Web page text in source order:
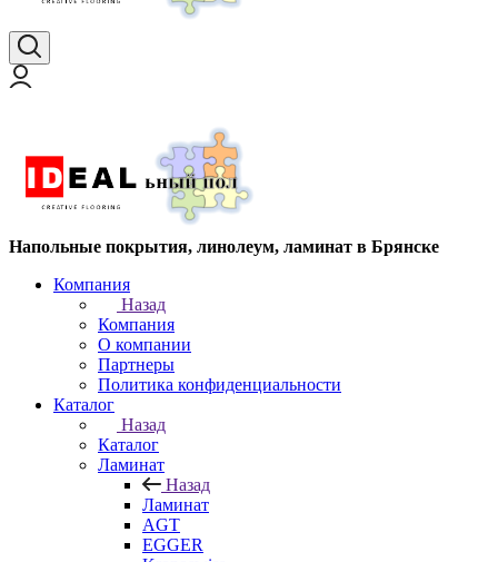
Напольные покрытия, линолеум, ламинат в Брянске
Компания
Назад
Компания
О компании
Партнеры
Политика конфиденциальности
Каталог
Назад
Каталог
Ламинат
Назад
Ламинат
AGT
EGGER